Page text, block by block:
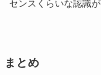
センスくらいな認識
まとめ